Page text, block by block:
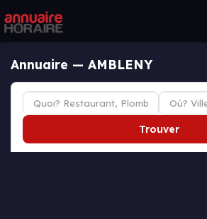
Annuaire — AMBLENY
Trouver